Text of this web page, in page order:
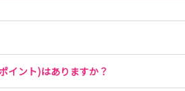
イント)はありますか？